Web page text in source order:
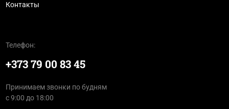
Контакты
Телефон:
+373 79 00 83 45
Принимаем звонки по будням
с 9:00 до 18:00